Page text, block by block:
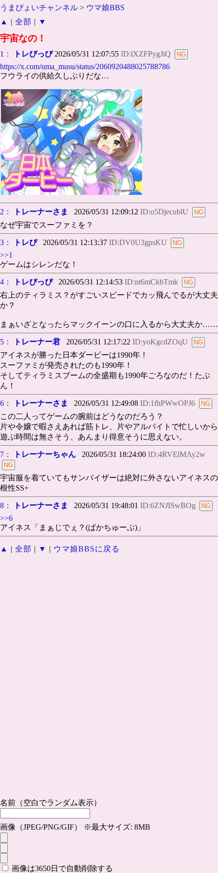
うまぴょいチャンネル > ウマ娘BBS
▲
| 全部 | ▼
宇宙なの！
1： トレぴっぴ2026/05/31 12:07:55 ID:lXZFPygJiQ
https://x.com/uma_musu/status/2060920488025788786
フウライの供給久しぶりだな…
2： トレーナーさま 2026/05/31 12:09:12 ID:o5DjecublU
なぜ宇宙でスーファミを？
3： トレぴ2026/05/31 12:13:37 ID:DV0U3gpsKU
>>1
ゲームはシレンだな！
4： トレぴっぴ2026/05/31 12:14:53 ID:nt6mCkbTmk
右上のティラミス？がすごいスピードでカッ飛んでるが大丈夫
か？
まぁいざとなったらマックイーンの口に入るから大丈夫か……
5： トレーナー君 2026/05/31 12:17:22 ID:yoKgcdZOqU
アイネスが勝った日本ダービーは1990年！
スーファミが発売されたのも1990年！
そしてティラミスブームの全盛期も1990年ごろなのだ！たぶ
ん！
6： トレーナーさま 2026/05/31 12:49:08 ID:1fhPWwOPJ6
この二人ってゲームの腕前はどうなのだろう？
片や令嬢で暇さえあれば筋トレ、片やアルバイトで忙しいから
遊ぶ時間は無さそう、あんまり得意そうに思えない。
7： トレーナーちゃん 2026/05/31 18:24:00 ID:4RVElMAy2w
宇宙服を着ていてもサンバイザーは絶対に外さないアイネスの
根性SS+
8： トレーナーさま 2026/05/31 19:48:01 ID:6ZNJISwBOg
>>6
アイネス「まぁじでぇ？(ぱかちゅーぶ)」
▲ | 全部 | ▼ | ウマ娘BBSに戻る
名前（空白でランダム表示）
画像（JPEG/PNG/GIF） ※最大サイズ: 8MB
画像は3650日で自動削除する